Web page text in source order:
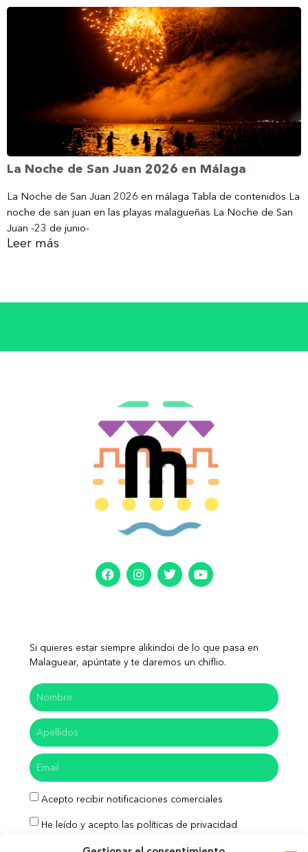
La Noche de San Juan 2026 en Málaga
La Noche de San Juan 2026 en málaga Tabla de contenidos La
noche de san juan en las playas malagueñas La Noche de San
Juan -23 de junio-
Leer más
Si quieres estar siempre alikindoi de lo que pasa en
Malaguear, apúntate y te daremos un chiflio.
Acepto recibir notificaciones comerciales
He leído y acepto las políticas de privacidad